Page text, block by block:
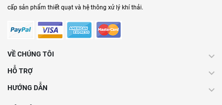
cấp sản phẩm thiết quạt và hệ thông xử lý khí thải.
VỀ CHÚNG TÔI
HỖ TRỢ
HƯỚNG DẪN